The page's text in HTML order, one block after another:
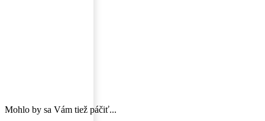
Mohlo by sa Vám tiež páčiť...